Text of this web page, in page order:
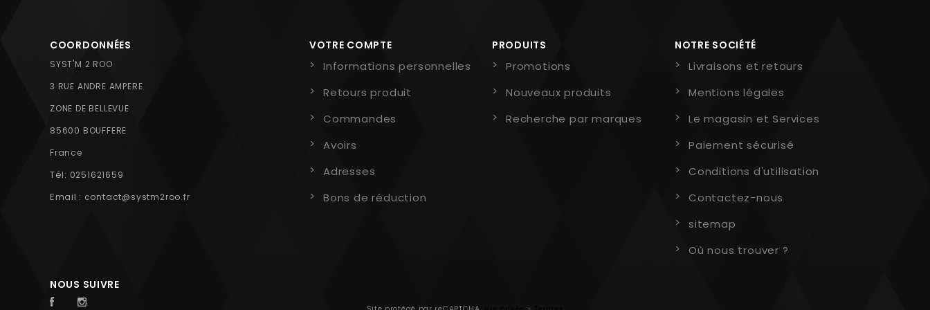
COORDONNÉES
SYST'M 2 ROO
3 RUE ANDRE AMPERE
ZONE DE BELLEVUE
85600 BOUFFERE
France
Tél: 0251621659
Email : contact@systm2roo.fr
VOTRE COMPTE
Informations personnelles
Retours produit
Commandes
Avoirs
Adresses
Bons de réduction
PRODUITS
Promotions
Nouveaux produits
Recherche par marques
NOTRE SOCIÉTÉ
Livraisons et retours
Mentions légales
Le magasin et Services
Paiement sécurisé
Conditions d'utilisation
Contactez-nous
sitemap
Où nous trouver ?
NOUS SUIVRE